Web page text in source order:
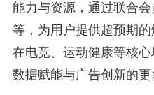
能力与资源，通过联合
等，为用户提供超预期
在电竞、运动健康等核
数据赋能与广告创新的更